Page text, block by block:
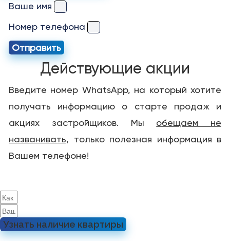
Ваше имя
Номер телефона
Отправить
Действующие акции
Введите номер WhatsApp, на который хотите
получать информацию о старте продаж и
акциях застройщиков. Мы обещаем не
названивать, только полезная информация в
Вашем телефоне!
Узнать наличие квартиры